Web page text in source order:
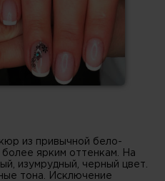
из привычной бело-
ярким оттенкам. На
изумрудный, черный цвет.
тона. Исключение